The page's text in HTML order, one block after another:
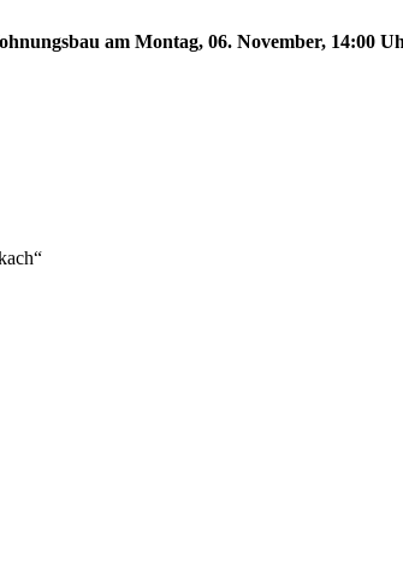
am Montag, 06. November, 14:00